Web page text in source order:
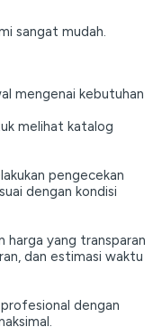
sangat mudah.
mengenai kebutuhan
melihat katalog
pengecekan
dengan kondisi
harga yang transparan
dan estimasi waktu
dengan